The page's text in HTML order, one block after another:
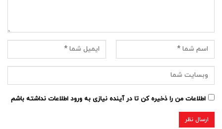
اطلاعات من را ذخیره کن تا در آینده نیازی به ورود اطلاعات نداشته باشم